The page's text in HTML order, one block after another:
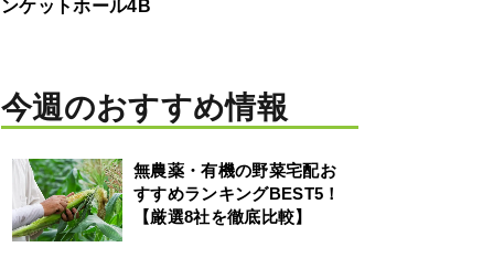
ンケットホール4B
今週のおすすめ情報
無農薬・有機の野菜宅配お
すすめランキングBEST5！
【厳選8社を徹底比較】